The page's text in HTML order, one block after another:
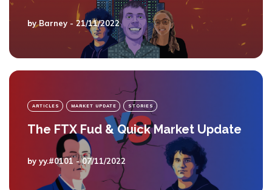
byBarney - 21/11/2022
ARTICLES MARKET UPDATE STORIES
The FTX Fud & Quick Market Update
by yy.#0101 - 07/11/2022